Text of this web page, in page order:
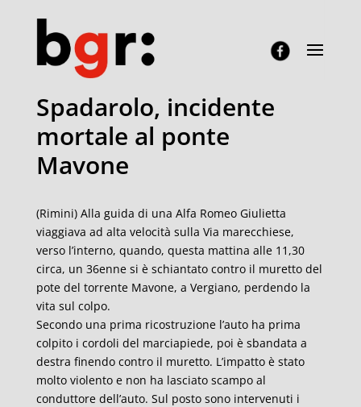
Spadarolo, incidente
mortale al ponte
Mavone
(Rimini) Alla guida di una Alfa Romeo Giulietta
viaggiava ad alta velocità sulla Via marecchiese,
verso l’interno, quando, questa mattina alle 11,30
circa, un 36enne si è schiantato contro il muretto del
pote del torrente Mavone, a Vergiano, perdendo la
vita sul colpo.
Secondo una prima ricostruzione l’auto ha prima
colpito i cordoli del marciapiede, poi è sbandata a
destra finendo contro il muretto. L’impatto è stato
molto violento e non ha lasciato scampo al
conduttore dell’auto. Sul posto sono intervenuti i